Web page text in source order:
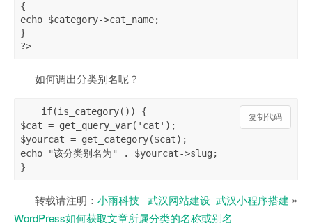
{
echo $category->cat_name;
}
?>
如何调出分类别名呢？
复制代码
if(is_category()) {
$cat = get_query_var('cat');
$yourcat = get_category($cat);
echo "该分类别名为" . $yourcat->slug;
}
转载请注明： 小雨科技 _武汉网站建设_武汉小程序搭建 »
WordPress如何获取文章所属分类的名称或别名